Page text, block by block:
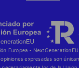
Europea -
expresadas son